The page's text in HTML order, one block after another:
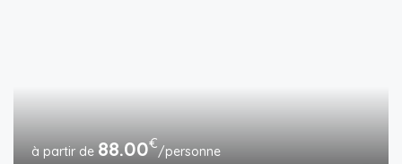
88.00€/personne